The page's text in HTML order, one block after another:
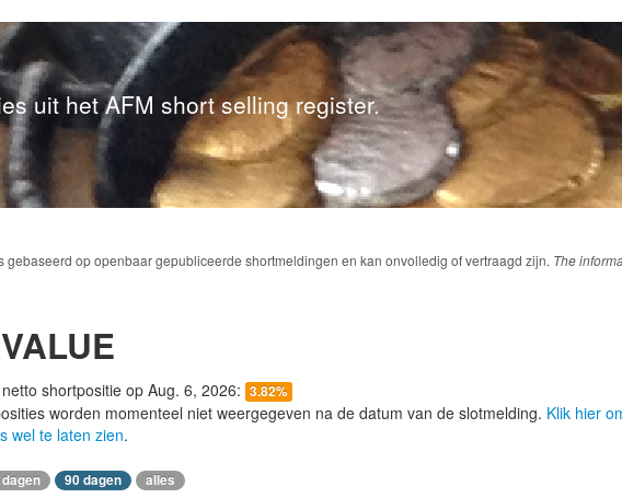
uit het AFM short selling register.
gebaseerd op openbaar gepubliceerde shortmeldingen en kan onvolledig of vertraagd zijn. The
shortpositie op Aug. 6, 2026: 3.82%
worden momenteel niet weergegeven na de datum van de slotmelding. Klik hier
wel te laten zien.
90 dagen alles